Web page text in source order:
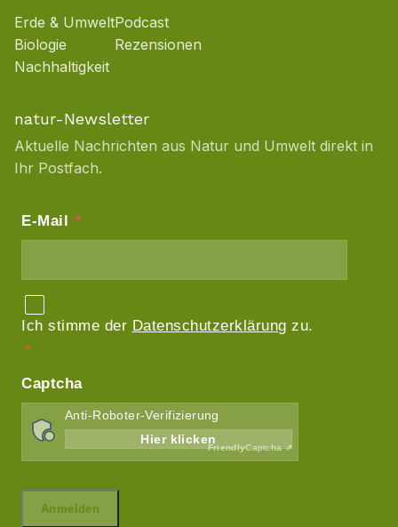
Erde & Umwelt
Biologie
Nachhaltigkeit
Podcast
Rezensionen
natur-Newsletter
Aktuelle Nachrichten aus Natur und Umwelt direkt in
Ihr Postfach.